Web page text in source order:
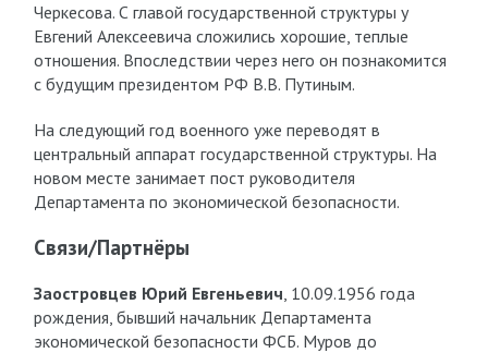
Черкесова. С главой государственной структуры у
Евгений Алексеевича сложились хорошие, теплые
отношения. Впоследствии через него он познакомится
с будущим президентом РФ В.В. Путиным.
На следующий год военного уже переводят в
центральный аппарат государственной структуры. На
новом месте занимает пост руководителя
Департамента по экономической безопасности.
Связи/Партнёры
Заостровцев Юрий Евгеньевич, 10.09.1956 года
рождения, бывший начальник Департамента
экономической безопасности ФСБ. Муров до